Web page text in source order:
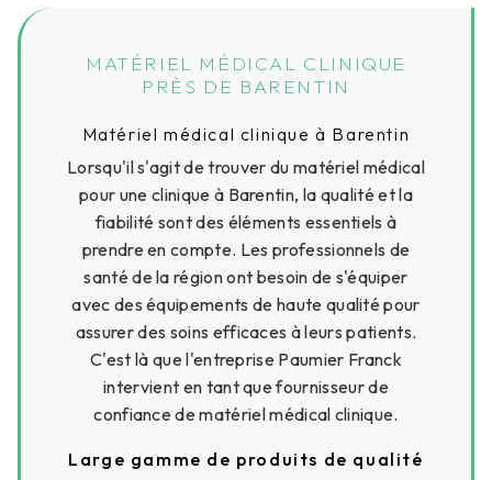
MATÉRIEL MÉDICAL CLINIQUE
PRÈS DE BARENTIN
Matériel médical clinique à Barentin
Lorsqu'il s'agit de trouver du matériel médical
pour une clinique à Barentin, la qualité et la
fiabilité sont des éléments essentiels à
prendre en compte. Les professionnels de
santé de la région ont besoin de s'équiper
avec des équipements de haute qualité pour
assurer des soins efficaces à leurs patients.
C'est là que l'entreprise Paumier Franck
intervient en tant que fournisseur de
confiance de matériel médical clinique.
Large gamme de produits de qualité